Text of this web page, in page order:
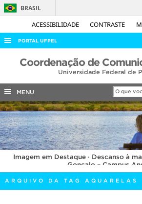
ACESSIBILIDADE CONTRASTE
BRASIL
PORTAL UFPEL
ACESSO À INFORMAÇÃO
COBALTO
CONCURSOS
EDITAIS
INTERNACIONAL
OUVIDORIA
PORTARIAS
TELEFONES
Coordenação de
Universidade Federal de
MENU
Imagem em Destaque · Descanso à
Gonçalo – Campus
ARQUIVO DA TAG AQUARELAS